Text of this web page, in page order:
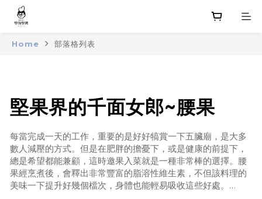
Home 部落格列表
堅果界的千面女郎~腰果
每當完成一天的工作，重要的是好好犒賞一下五臟廟，是大多
數人減壓的方式。但是在肥胖的擔憂下，或是健康的前提下，
總是希望都能兼顧，這時邀果入菜就是一種非常棒的選擇。腰
果經烹煮後，會釋出非常豐富的脂溶性維生素，不但該料理的
美味一下提升好幾個檔次，身體也能輕易吸收這些好處。